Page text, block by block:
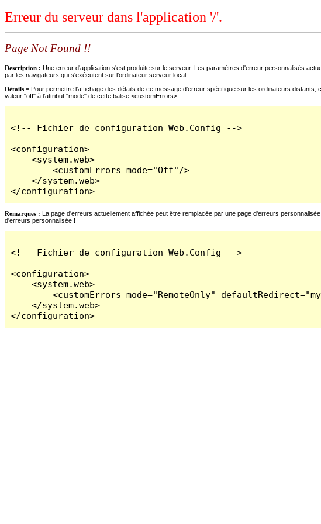
Erreur du serveur dans l'application '/'.
Page Not Found !!
Description : Une erreur d'application s'est produite sur le serveur. Les paramètres d'erreur personnalisés
par les navigateurs qui s'exécutent sur l'ordinateur serveur local.
Détails = Pour permettre l'affichage des détails de ce message d'erreur spécifique sur les ordinateurs
valeur "off" à l'attribut "mode" de cette balise <customErrors>.
<!-- Fichier de configuration Web.Config -->
<configuration>
    <system.web>
        <customErrors mode="Off"/>
    </system.web>
</configuration>
Remarques : La page d'erreurs actuellement affichée peut être remplacée par une page d'erreurs
d'erreurs personnalisée !
<!-- Fichier de configuration Web.Config -->
<configuration>
    <system.web>
<customErrors mode="RemoteOnly"
    </system.web>
</configuration>